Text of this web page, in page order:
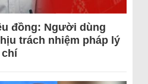
đồng: Người dùng
trách nhiệm pháp lý
chí